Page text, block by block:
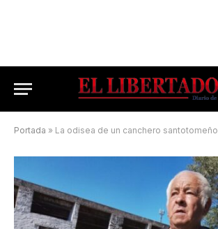
Portada » La odisea de un canchero santotomeño